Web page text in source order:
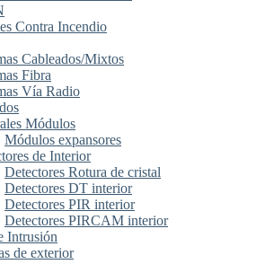
Contra Incendio
Cableados/Mixtos
Fibra
Vía Radio
Módulos
Módulos expansores
de Interior
Detectores Rotura de cristal
Detectores DT interior
Detectores PIR interior
Detectores PIRCAM interior
Intrusión
de exterior